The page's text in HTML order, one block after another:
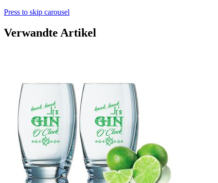
Press to skip carousel
Verwandte Artikel